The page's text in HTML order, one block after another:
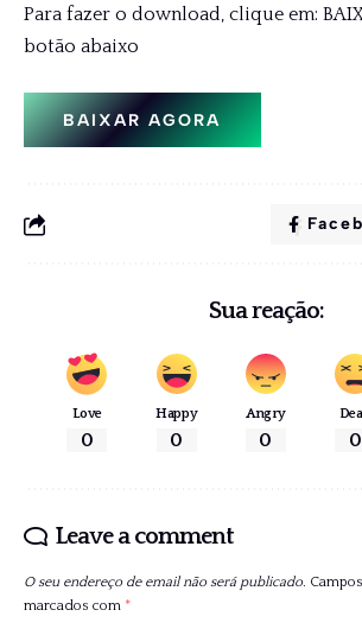
Para fazer o download, clique em:
botão abaixo
BAIXAR AGORA
Sua reação:
Love
0
Happy
0
Angry
0 0
Leave a comment
O seu endereço de email não será publicado.
marcados com *